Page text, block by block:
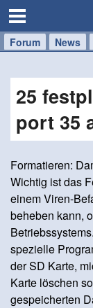
Forum News
Handy
Windows
Mac
25
port 35
Formatieren:
Wichtig ist das
einem Viren-
beheben kann,
spezielle
der SD Karte,
Karte löschen
gespeicherten